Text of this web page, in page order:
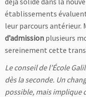
établissements
leur parcours antérieur.
d’admission plusieurs
sereinement cette
Le conseil de l’École
dès la seconde. Un
possible, mais implique